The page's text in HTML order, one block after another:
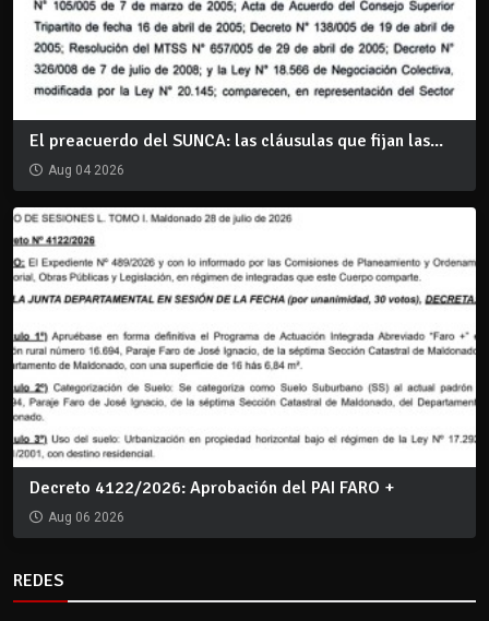
El preacuerdo del SUNCA: las cláusulas que fijan las...
Aug 04 2026
Decreto 4122/2026: Aprobación del PAI FARO +
Aug 06 2026
REDES